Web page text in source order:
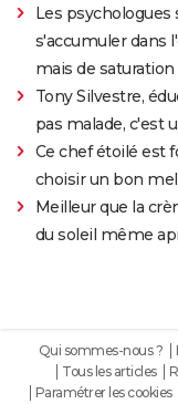
Les psychologues
s'accumuler dans
mais de saturation
Tony Silvestre,
pas malade, c'est
Ce chef étoilé est
choisir un bon
Meilleur que la
du soleil même
Qui sommes-nous ?
Tous les articles
Paramétrer les cookies